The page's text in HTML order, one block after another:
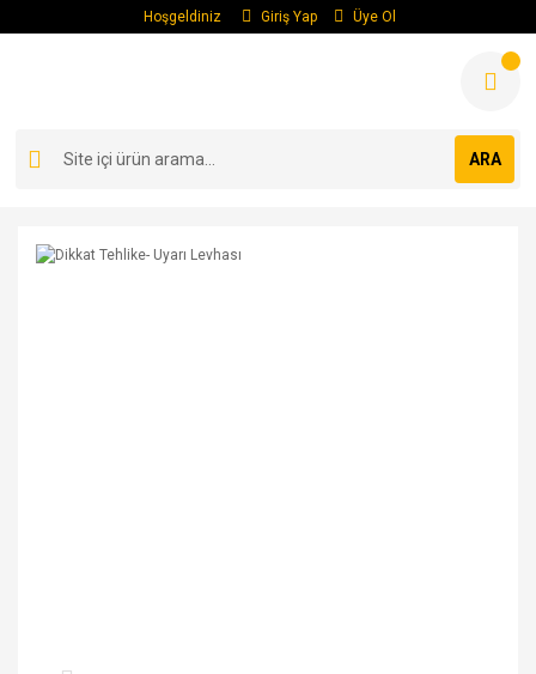
Hoşgeldiniz Giriş Yap Üye Ol
ARA